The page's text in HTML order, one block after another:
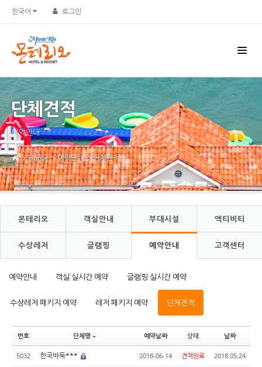
한국어 로그인
단체견적
예약안내
Home 예약안내 단체견적
몬테리오 객실안내 부대시설 액티비티
수상레저 글램핑 예약안내 고객센터
예약안내 객실 실시간 예약 글램핑 실시간 예약
수상레저 패키지 예약 레저 패키지 예약 단체견적
번호 단체명 예약날짜 상태 날짜
5032 한국바둑*** 2018-06-14 견적완료 2018.05.24
Sketchbook5, 스케치북5